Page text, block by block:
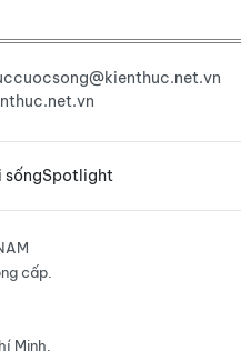
sốngSpotlight
cấp.
Minh.